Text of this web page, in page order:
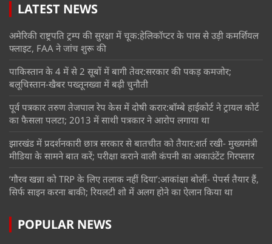
LATEST NEWS
अमेरिकी राष्ट्रपति ट्रम्प की सुरक्षा में चूक:हेलिकॉप्टर के पास से उड़ी कमर्शियल
फ्लाइट, FAA ने जांच शुरू की
पाकिस्तान के 4 में से 2 सूबों में बागी तेवर:सरकार की पकड़ कमजोर;
बलूचिस्तान-खैबर पख्तूनख्वा में बढ़ी चुनौती
पूर्व पत्रकार तरुण तेजपाल रेप केस में दोषी करार:बॉम्बे हाईकोर्ट ने ट्रायल कोर्ट
का फैसला पलटा; 2013 में साथी पत्रकार ने आरोप लगाया था
झारखंड में प्रदर्शनकारी छात्र सरकार से बातचीत को तैयार:शर्त रखी- मुख्यमंत्री
मीडिया के सामने बात करें; परीक्षा कराने वाली कंपनी का अकाउंटेंट गिरफ्तार
‘गौरव खन्ना को TRP के लिए तलाक नहीं दिया’:आकांक्षा बोलीं- पेपर्स तैयार हैं,
सिर्फ साइन करना बाकी; रियलटी शो में अलग होने का ऐलान किया था
POPULAR NEWS